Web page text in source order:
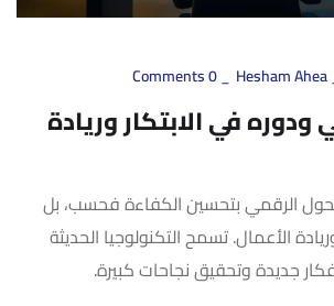
Hesham Ahea
_
0 Comments
ودوره في الابتكار وريادة
الرقمي بتحسين الكفاءة فحسب، بل
الأعمال. تسمح التكنولوجيا الحديثة
جديدة وتحقيق نجاحات كبيرة.